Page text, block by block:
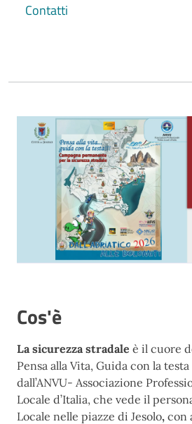
Contatti
Cos'è
La sicurezza stradale è il cuore
Pensa alla Vita, Guida con la testa
dall’ANVU- Associazione
Locale d’Italia, che vede il
Locale nelle piazze di Jesolo, con